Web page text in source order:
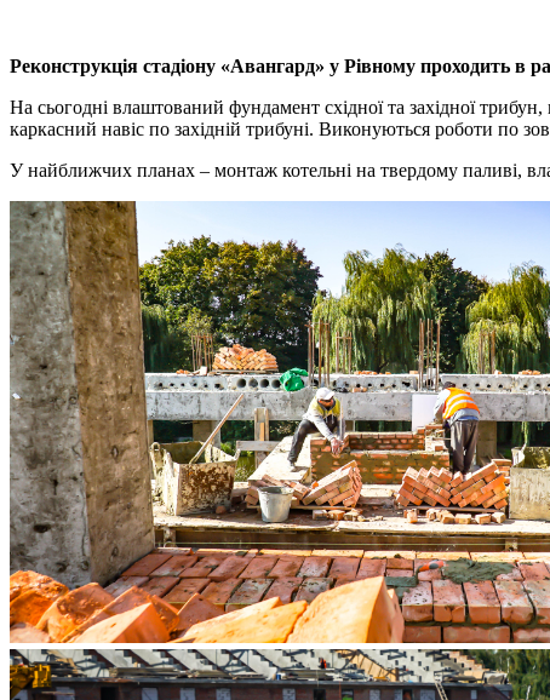
Реконструкція стадіону «Авангард» у Рівному проходить в
На сьогодні влаштований фундамент східної та західної
каркасний навіс по західній трибуні. Виконуються роботи по
У найближчих планах – монтаж котельні на твердому паливі,